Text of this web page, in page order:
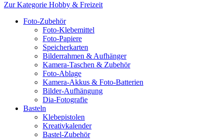
Zur Kategorie Hobby & Freizeit
Foto-Zubehör
Foto-Klebemittel
Foto-Papiere
Speicherkarten
Bilderrahmen & Aufhänger
Kamera-Taschen & Zubehör
Foto-Ablage
Kamera-Akkus & Foto-Batterien
Bilder-Aufhängung
Dia-Fotografie
Basteln
Klebepistolen
Kreativkalender
Bastel-Zubehör